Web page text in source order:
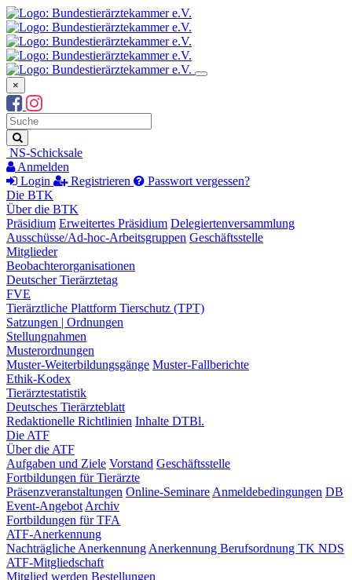
×
Suchbegriff
Suche
NS-Schicksale
Anmelden
Login
Registrieren
Passwort vergessen?
Die BTK
Über die BTK
Präsidium Erweitertes Präsidium Delegiertenversammlung
Ausschüsse/Ad-hoc-Arbeitsgruppen Geschäftsstelle
Mitglieder
Beobachterorganisationen
Deutscher Tierärztetag
FVE
Tierärztliche Plattform Tierschutz (TPT)
Satzungen | Ordnungen
Stellungnahmen
Musterordnungen
Muster-Weiterbildungsgänge Muster-Fallberichte
Ethik-Kodex
Tierärztestatistik
Deutsches Tierärzteblatt
Redaktionelle Richtlinien Inhalte DTBl.
Die ATF
Über die ATF
Aufgaben und Ziele Vorstand Geschäftsstelle
Fortbildungen für Tierärzte
Präsenzveranstaltungen Online-Seminare Anmeldebedingungen DB
Event-Angebot Archiv
Fortbildungen für TFA
ATF-Anerkennung
Nachträgliche Anerkennung Anerkennung Berufsordnung TK NDS
ATF-Mitgliedschaft
Mitglied werden Bestellungen